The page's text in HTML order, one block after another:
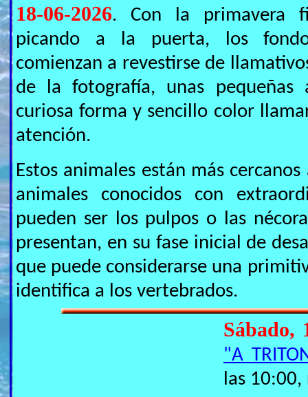
18-06-2026. Con la primavera
picando a la puerta, los
comienzan a revestirse de
de la fotografía, unas pequeñas
curiosa forma y sencillo color
atención.
Estos animales están más
animales conocidos con
pueden ser los pulpos o las
presentan, en su fase inicial de
que puede considerarse una
identifica a los vertebrados.
Sábado,
"A
las 10:00,